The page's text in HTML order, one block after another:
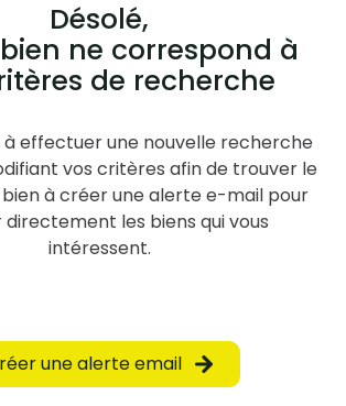
Désolé,
ne correspond à
de recherche
à effectuer une nouvelle recherche
vos critères afin de trouver le
bien à créer une alerte e-mail pour
les biens qui vous
intéressent.
une alerte email